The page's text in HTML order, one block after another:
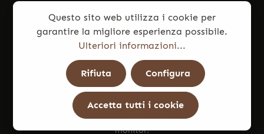
* Tutti i prezzi sono comprensivi di IVA più
spese di spedizione
ed eventuali spese di consegna, se non
diversamente indicato.
Le foto dei prodotti potrebbero presentare lievi differenze
di colore rispetto all’articolo reale, dovute a illuminazione e
monitor.
Questo sito web utilizza i cookie per
garantire la migliore esperienza possibile.
Ulteriori informazioni...
Rifiuta Configura
Accetta tutti i cookie